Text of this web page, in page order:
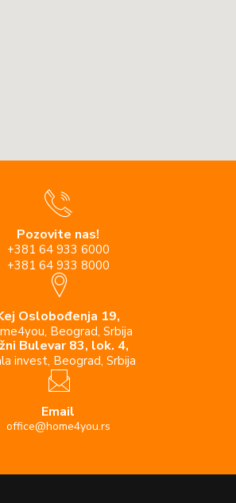
Pozovite nas!
+381 64 933 6000
+381 64 933 8000
Oslobođenja 19,
Beograd, Srbija
Bulevar 83, lok. 4,
invest, Beograd, Srbija
Email
office@home4you.rs